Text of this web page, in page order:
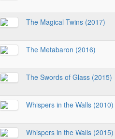
The Magical Twins (2017)
The Metabaron (2016)
The Swords of Glass (2015)
Whispers in the Walls (2010)
Whispers in the Walls (2015)